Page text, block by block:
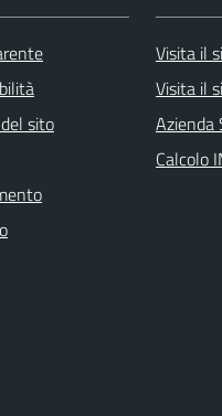
sito
Visita il
Visita il
Azienda
Calcolo